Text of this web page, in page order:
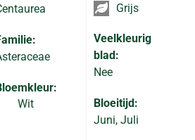
Wit
Grijs
Veelkleurig
blad:
Nee
Bloeitijd:
Juni, Juli